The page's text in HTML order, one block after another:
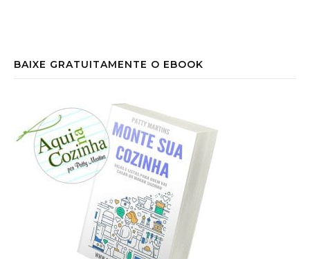
BAIXE GRATUITAMENTE O EBOOK